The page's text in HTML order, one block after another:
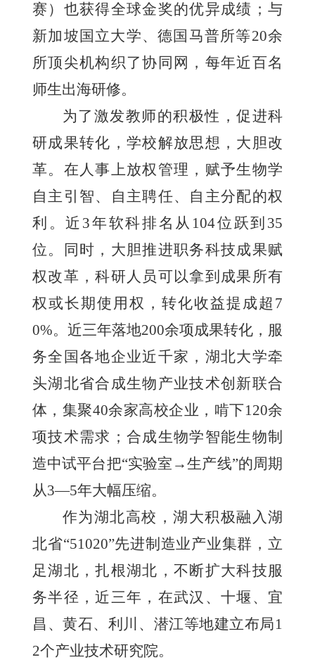
赛）也获得全球金奖的优异成绩；与
新加坡国立大学、德国马普所等20余
所顶尖机构织了协同网，每年近百名
师生出海研修。
为了激发教师的积极性，促进科
研成果转化，学校解放思想，大胆改
革。在人事上放权管理，赋予生物学
自主引智、自主聘任、自主分配的权
利。近3年软科排名从104位跃到35
位。同时，大胆推进职务科技成果赋
权改革，科研人员可以拿到成果所有
权或长期使用权，转化收益提成超7
0%。近三年落地200余项成果转化，服
务全国各地企业近千家，湖北大学牵
头湖北省合成生物产业技术创新联合
体，集聚40余家高校企业，啃下120余
项技术需求；合成生物学智能生物制
造中试平台把“实验室→生产线”的周期
从3—5年大幅压缩。
作为湖北高校，湖大积极融入湖
北省“51020”先进制造业产业集群，立
足湖北，扎根湖北，不断扩大科技服
务半径，近三年，在武汉、十堰、宜
昌、黄石、利川、潜江等地建立布局1
2个产业技术研究院。